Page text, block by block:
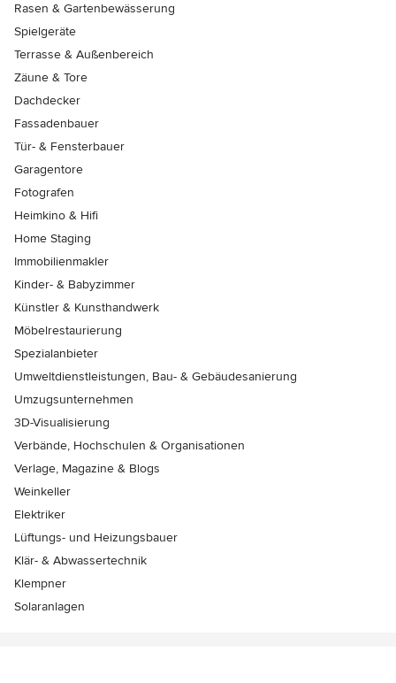
Rasen & Gartenbewässerung
Spielgeräte
Terrasse & Außenbereich
Zäune & Tore
Dachdecker
Fassadenbauer
Tür- & Fensterbauer
Garagentore
Fotografen
Heimkino & Hifi
Home Staging
Immobilienmakler
Kinder- & Babyzimmer
Künstler & Kunsthandwerk
Möbelrestaurierung
Spezialanbieter
Umweltdienstleistungen, Bau- & Gebäudesanierung
Umzugsunternehmen
3D-Visualisierung
Verbände, Hochschulen & Organisationen
Verlage, Magazine & Blogs
Weinkeller
Elektriker
Lüftungs- und Heizungsbauer
Klär- & Abwassertechnik
Klempner
Solaranlagen